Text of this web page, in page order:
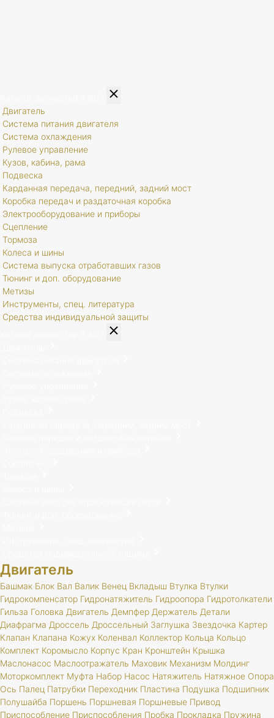
Двигатель
Система питания двигателя
Система охлаждения
Рулевое управление
Кузов, кабина, рама
Подвеска
Карданная передача, передний, задний мост
Коробка передач и раздаточная коробка
Электрооборудование и приборы
Сцепление
Тормоза
Колеса и шины
Система выпуска отработавших газов
Тюнинг и доп. оборудование
Метизы
Инструменты, спец. литература
Средства индивидуальной защиты
Двигатель
Башмак Блок Вал Валик Венец Вкладыш Втулка Втулки
Гидрокомпенсатор Гидронатяжитель Гидроопора Гидротолкатели
Гильза Головка Двигатель Демпфер Держатель Детали
Диафрагма Дроссель Дроссельный Заглушка Звездочка Картер
Клапан Клапана Кожух Коленвал Коллектор Кольца Кольцо
Комплект Коромысло Корпус Кран Кронштейн Крышка
Маслонасос Маслоотражатель Маховик Механизм Молдинг
Моторкомплект Муфта Набор Насос Натяжитель Натяжное Опора
Ось Палец Патрубки Переходник Пластина Подушка Подшипник
Полушайба Поршень Поршневая Поршневые Привод
Приспособление Приспособления Пробка Прокладка Пружина